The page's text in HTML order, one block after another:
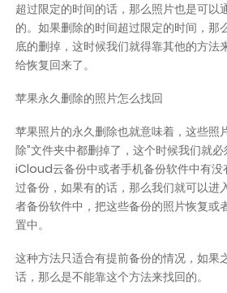
超过限定的时间的话，那么照片也是可以
的。如果删除的时间超过限定的时间，那
底的删掉，这时候我们就得靠其他的方法
给恢复回来了。
苹果永久删除的照片怎么找回
苹果照片的永久删除也就意味着，这些照
除”文件夹中都删掉了，这个时候我们就
iCloud云备份中或者手机备份软件中有没
过备份，如果有的话，那么我们就可以
者备份软件中，把这些备份的照片恢复或
置中。
这种方法只适合有提前备份的情况，如果
话，那么是不能靠这个方法来找回的。